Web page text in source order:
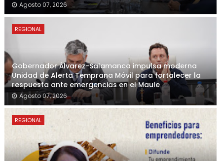
Agosto 07, 2026
REGIONAL
Gobernador Álvarez-Salamanca impulsa moderna
Unidad de Alerta Temprana Móvil para fortalecer la
respuesta ante emergencias en el Maule
Agosto 07, 2026
REGIONAL